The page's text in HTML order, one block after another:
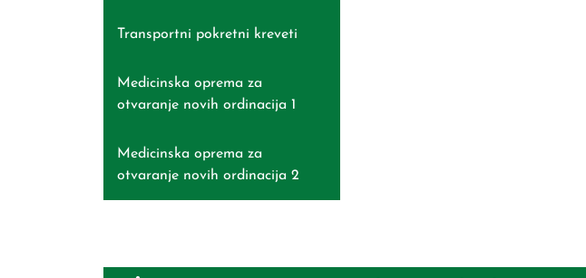
Transportni pokretni kreveti
Medicinska oprema za
otvaranje novih ordinacija 1
Medicinska oprema za
otvaranje novih ordinacija 2